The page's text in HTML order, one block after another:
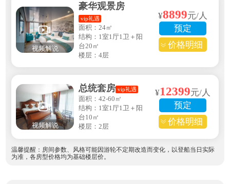
视频解说
豪华观景房
vip礼遇
面积：24㎡
结构：1室1厅1卫＋阳
台20㎡
楼层：4层
¥8899元/人
预定
价格明细
视频解说
总统套房 vip礼遇
面积：42-60㎡
结构：1室1厅1卫＋阳
台10㎡
楼层：2层
¥12399元/人
预定
价格明细
温馨提醒：房间参数、风格可能因游轮不定期改造而变化，以登船当日实际
为准，各房型价格均为基础楼层价。